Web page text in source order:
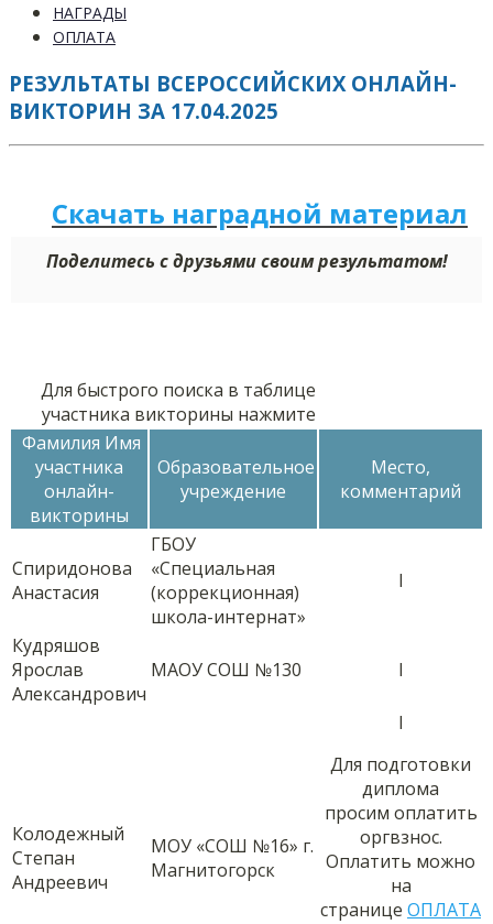
НАГРАДЫ
ОПЛАТА
РЕЗУЛЬТАТЫ ВСЕРОССИЙСКИХ ОНЛАЙН-
ВИКТОРИН ЗА 17.04.2025
Скачать наградной материал
Поделитесь с друзьями своим результатом!
Для быстрого поиска в таблице
участника викторины нажмите
Фамилия Имя
участника
онлайн-
викторины
Образовательное
учреждение
Место,
комментарий
Спиридонова
Анастасия
ГБОУ
«Специальная
(коррекционная)
школа-интернат»
I
Кудряшов
Ярослав
Александрович
МАОУ СОШ №130 I
Колодежный
Степан
Андреевич
МОУ «СОШ №16» г.
Магнитогорск
I
Для подготовки
диплома
просим оплатить
оргвзнос.
Оплатить можно
на
странице ОПЛАТА